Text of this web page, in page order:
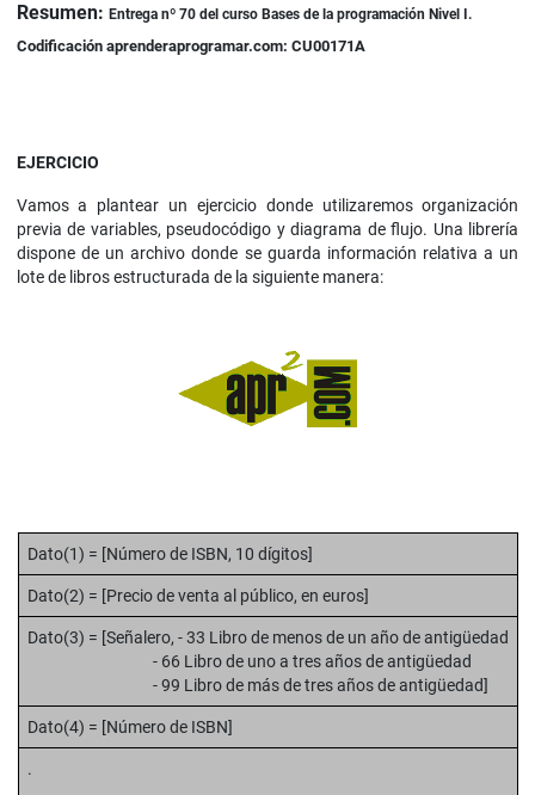
Resumen: Entrega nº 70 del curso Bases de la programación Nivel I.
Codificación aprenderaprogramar.com: CU00171A
EJERCICIO
Vamos a plantear un ejercicio donde utilizaremos organización
previa de variables, pseudocódigo y diagrama de flujo. Una librería
dispone de un archivo donde se guarda información relativa a un
lote de libros estructurada de la siguiente manera:
Dato(1) = [Número de ISBN, 10 dígitos]
Dato(2) = [Precio de venta al público, en euros]
Dato(3) = [Señalero, - 33 Libro de menos de un año de antigüedad
- 66 Libro de uno a tres años de antigüedad
- 99 Libro de más de tres años de antigüedad]
Dato(4) = [Número de ISBN]
.